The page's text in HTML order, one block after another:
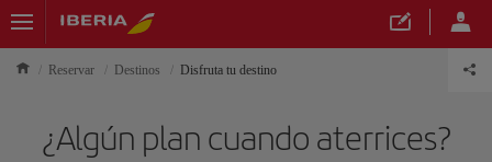
Reservar Destinos Disfruta tu destino
¿Algún plan cuando aterrices?